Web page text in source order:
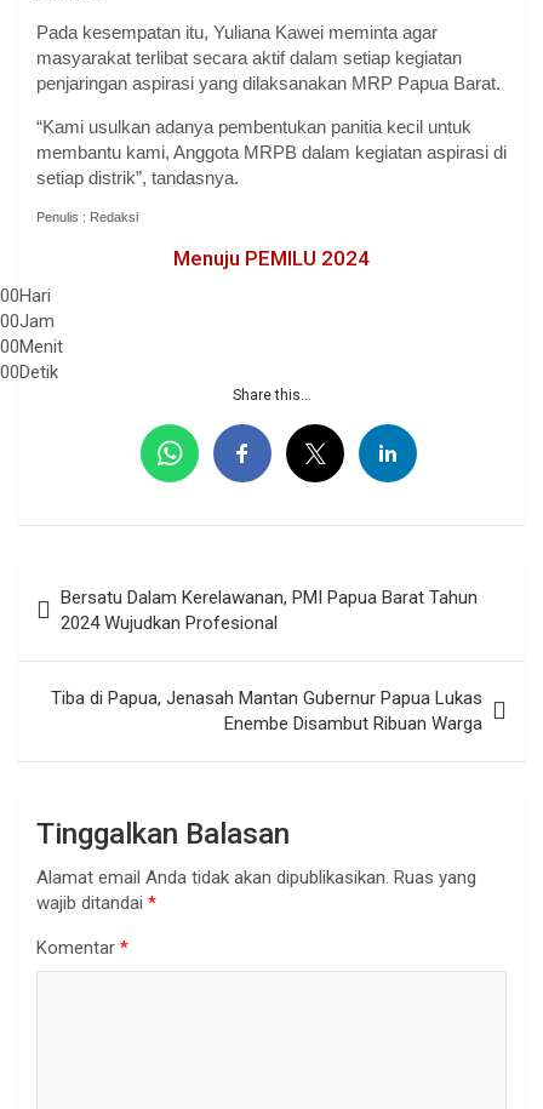
Pada kesempatan itu, Yuliana Kawei meminta agar
masyarakat terlibat secara aktif dalam setiap kegiatan
penjaringan aspirasi yang dilaksanakan MRP Papua Barat.
“Kami usulkan adanya pembentukan panitia kecil untuk
membantu kami, Anggota MRPB dalam kegiatan aspirasi di
setiap distrik”, tandasnya.
Penulis : Redaksi
Menuju PEMILU 2024
00Hari
00Jam
00Menit
00Detik
Share this...
pos
Bersatu Dalam Kerelawanan, PMI Papua Barat Tahun
2024 Wujudkan Profesional
Tiba di Papua, Jenasah Mantan Gubernur Papua Lukas
Enembe Disambut Ribuan Warga
Tinggalkan Balasan
Alamat email Anda tidak akan dipublikasikan. Ruas yang
wajib ditandai *
Komentar *